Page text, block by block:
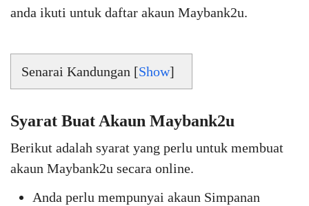
anda ikuti untuk daftar akaun Maybank2u.
Senarai Kandungan [Show]
Syarat Buat Akaun Maybank2u
Berikut adalah syarat yang perlu untuk membuat
akaun Maybank2u secara online.
Anda perlu mempunyai akaun Simpanan